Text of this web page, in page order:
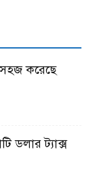
সহজ করেছে
ডলার ট্যাক্স